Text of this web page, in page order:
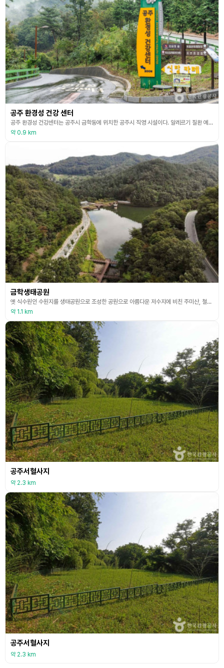
공주 환경성 건강 센터
공주 환경성 건강센터는 공주시 금학동에 위치한 공주시 직영 시설이다. 알레르기 질환 예방, 관리를 목적으로 조리실습, 친환경 치유 숲 체험 등을 진행하고 있으며, 대중목욕탕에 가기 어려운 환자의 가족들을 대상으로 가족탕을 운영하고 있다. 충남대학교병원 및 공주의료원, 공주시한의사회, 어린이집연합회와 연계하여 운영되며, 시민들을 대상으로 환경성 질환에 대한 교육 및 정보를 제공하고 센터 내에서 환경성 질환 예방을 위한 체험학습 또한 이루어지고 있다. 공주
약 0.9 km
금학생태공원
옛 식수원인 수원지를 생태공원으로 조성한 공원으로 아름다운 저수지에 비친 주미산, 철마다 달라지는 숲 속 산책로, 생태습지의 다양한 식물들은 어린이들의 자연학습장이다. 인근에 위치한 공주산림휴양마을에서는 자연휴양림, 목재문화체험장, 자생식물원 등 볼거리가 풍성하며 사계절썰매장과 여름에는 어린이 수영장을 운영하여 가족끼리 방문하여 다양한 체험을 즐길 수 있다. 금학생태공원 주차장 아래쪽에는 습지가 조성되어 있고, 위쪽에는 두 개의 수원지가 있다. 금학생태
약 1.1 km
공주서혈사지
약 2.3 km
공주서혈사지
약 2.3 km